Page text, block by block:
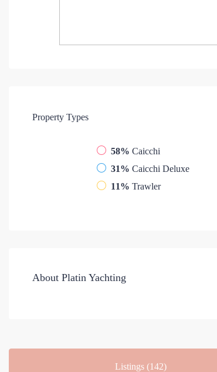
Property Types
58% Caicchi
31% Caicchi Deluxe
11% Trawler
About Platin Yachting
Listings (142)